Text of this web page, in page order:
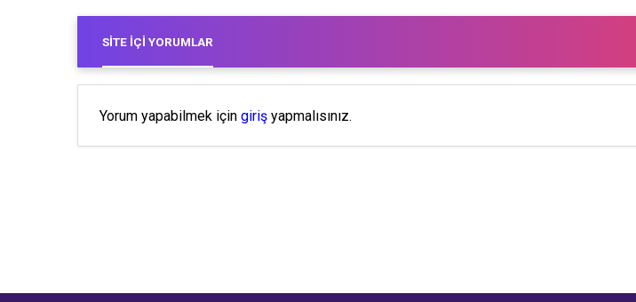
SITE İÇI YORUMLAR
Yorum yapabilmek için giriş yapmalısınız.